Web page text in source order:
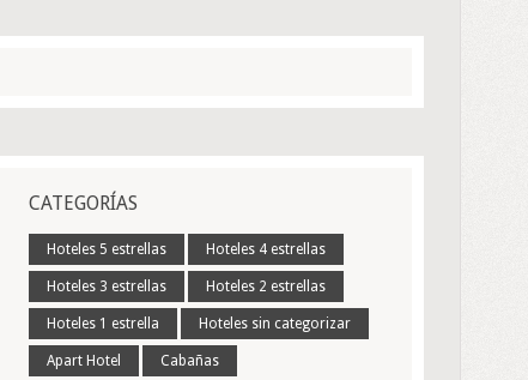
CATEGORÍAS
Hoteles 5 estrellas Hoteles 4 estrellas
Hoteles 3 estrellas Hoteles 2 estrellas
Hoteles 1 estrella Hoteles sin categorizar
Apart Hotel Cabañas